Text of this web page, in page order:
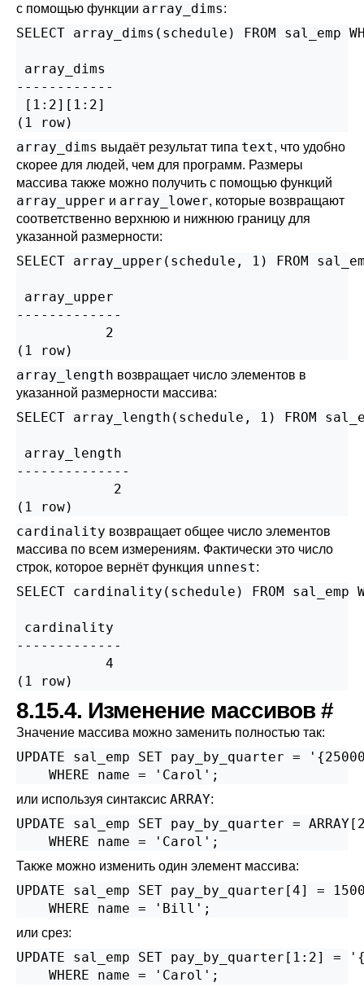
с помощью функции array_dims:
SELECT array_dims(schedule) FROM sal_emp
array_dims
------------
[1:2][1:2]
(1 row)
array_dims выдаёт результат типа text, что удобно
скорее для людей, чем для программ. Размеры
массива также можно получить с помощью функций
array_upper и array_lower, которые возвращают
соответственно верхнюю и нижнюю границу для
указанной размерности:
SELECT array_upper(schedule, 1) FROM
array_upper
-------------
           2
(1 row)
array_length возвращает число элементов в
указанной размерности массива:
SELECT array_length(schedule, 1) FROM
array_length
--------------
            2
(1 row)
cardinality возвращает общее число элементов
массива по всем измерениям. Фактически это число
строк, которое вернёт функция unnest:
SELECT cardinality(schedule) FROM sal_emp
cardinality
-------------
           4
(1 row)
8.15.4. Изменение массивов #
Значение массива можно заменить полностью так:
UPDATE sal_emp SET pay_by_quarter =
    WHERE name = 'Carol';
или используя синтаксис ARRAY:
UPDATE sal_emp SET pay_by_quarter =
    WHERE name = 'Carol';
Также можно изменить один элемент массива:
UPDATE sal_emp SET pay_by_quarter[4] =
    WHERE name = 'Bill';
или срез:
UPDATE sal_emp SET pay_by_quarter[1:2] =
    WHERE name = 'Carol';